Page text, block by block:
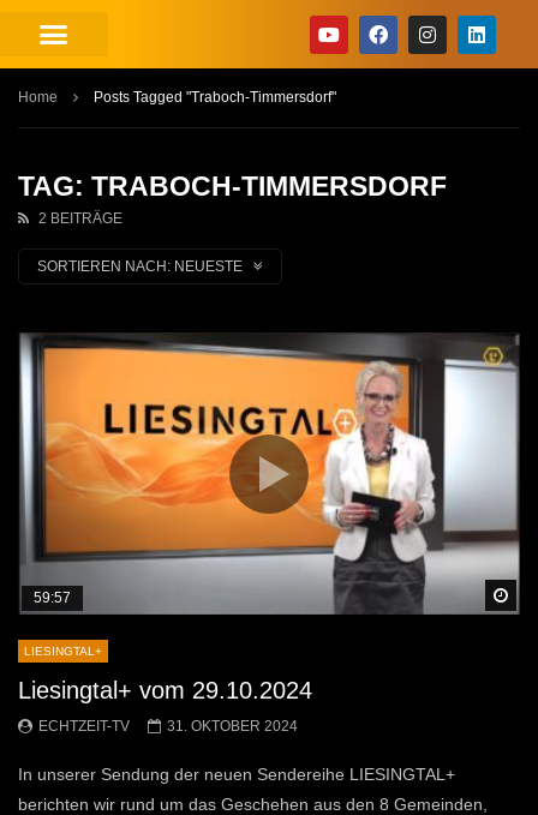
Home Posts Tagged "Traboch-Timmersdorf"
TAG: TRABOCH-TIMMERSDORF
2 BEITRÄGE
SORTIEREN NACH: NEUESTE
59:57
LIESINGTAL+
Liesingtal+ vom 29.10.2024
ECHTZEIT-TV 31. OKTOBER 2024
In unserer Sendung der neuen Sendereihe LIESINGTAL+
berichten wir rund um das Geschehen aus den 8 Gemeinden,